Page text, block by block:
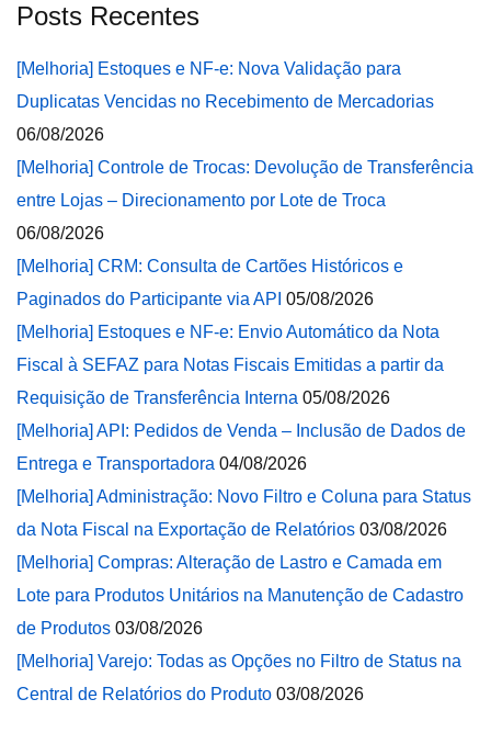
Posts Recentes
[Melhoria] Estoques e NF-e: Nova Validação para
Duplicatas Vencidas no Recebimento de Mercadorias
06/08/2026
[Melhoria] Controle de Trocas: Devolução de Transferência
entre Lojas – Direcionamento por Lote de Troca
06/08/2026
[Melhoria] CRM: Consulta de Cartões Históricos e
Paginados do Participante via API 05/08/2026
[Melhoria] Estoques e NF-e: Envio Automático da Nota
Fiscal à SEFAZ para Notas Fiscais Emitidas a partir da
Requisição de Transferência Interna 05/08/2026
[Melhoria] API: Pedidos de Venda – Inclusão de Dados de
Entrega e Transportadora 04/08/2026
[Melhoria] Administração: Novo Filtro e Coluna para Status
da Nota Fiscal na Exportação de Relatórios 03/08/2026
[Melhoria] Compras: Alteração de Lastro e Camada em
Lote para Produtos Unitários na Manutenção de Cadastro
de Produtos 03/08/2026
[Melhoria] Varejo: Todas as Opções no Filtro de Status na
Central de Relatórios do Produto 03/08/2026